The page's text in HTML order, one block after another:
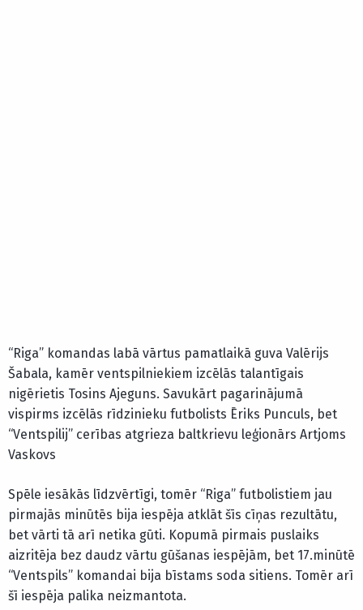
“Riga” komandas labā vārtus pamatlaikā guva Valērijs
Šabala, kamēr ventspilniekiem izcēlās talantīgais
nigērietis Tosins Ajeguns. Savukārt pagarinājumā
vispirms izcēlās rīdzinieku futbolists Ēriks Punculs, bet
“Ventspilij” cerības atgrieza baltkrievu leģionārs Artjoms
Vaskovs
Spēle iesākās līdzvērtīgi, tomēr “Riga” futbolistiem jau
pirmajās minūtēs bija iespēja atklāt šīs cīņas rezultātu,
bet vārti tā arī netika gūti. Kopumā pirmais puslaiks
aizritēja bez daudz vārtu gūšanas iespējām, bet 17.minūtē
“Ventspils” komandai bija bīstams soda sitiens. Tomēr arī
šī iespēja palika neizmantota.